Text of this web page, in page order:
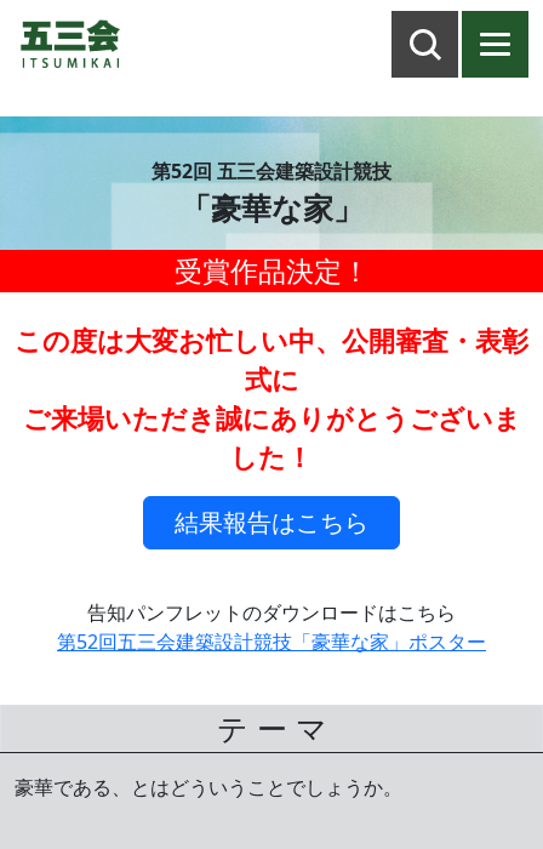
第52回 五三会建築設計競技
「豪華な家」
受賞作品決定！
この度は大変お忙しい中、公開審査・表彰
式に
ご来場いただき誠にありがとうございま
した！
結果報告はこちら
告知パンフレットのダウンロードはこちら
第52回五三会建築設計競技「豪華な家」ポスター
テ ー マ
豪華である、とはどういうことでしょうか。